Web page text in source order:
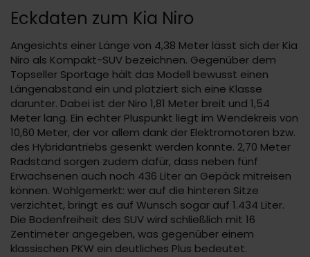
Eckdaten zum Kia Niro
Angesichts einer Länge von 4,38 Meter lässt sich der Kia
Niro als Kompakt-SUV bezeichnen. Gegenüber dem
Topseller Sportage hält das Modell bewusst einen
Längenabstand ein und platziert sich eine Klasse
darunter. Dabei ist der Niro 1,81 Meter breit und 1,54
Meter lang. Ein echter Pluspunkt liegt im Wendekreis von
10,60 Meter, der vor allem dank der Elektromotoren bzw.
des Hybridantriebs gesenkt werden konnte. 2,70 Meter
Radstand sorgen zudem dafür, dass neben fünf
Erwachsenen auch noch 436 Liter an Gepäck mitreisen
können. Wohlgemerkt: wer auf die hinteren Sitze
verzichtet, bringt es auf Wunsch sogar auf 1.434 Liter.
Die Bodenfreiheit des SUV wird schließlich mit 16
Zentimeter angegeben, was gegenüber einem
klassischen PKW ein deutliches Plus bedeutet.